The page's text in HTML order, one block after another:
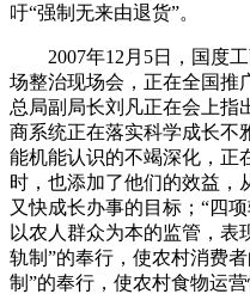
吁“强制无来由退货”。
2007年12月5日，国度工
场整治现场会，正在全国推
总局副局长刘凡正在会上指
商系统正在落实科学成长不
能机能认识的不竭深化，正
时，也添加了他们的效益，
又快成长办事的目标；“四
以农人群众为本的监管，表
轨制”的奉行，使农村消费
制”的奉行，使农村食物运